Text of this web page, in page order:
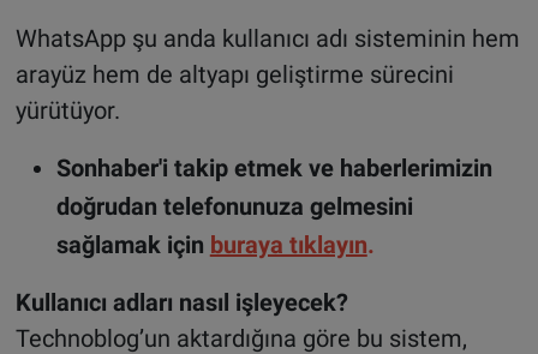
WhatsApp şu anda kullanıcı adı sisteminin hem
arayüz hem de altyapı geliştirme sürecini
yürütüyor.
Sonhaber'i takip etmek ve haberlerimizin
doğrudan telefonunuza gelmesini
sağlamak için buraya tıklayın.
Kullanıcı adları nasıl işleyecek?
Technoblog’un aktardığına göre bu sistem,